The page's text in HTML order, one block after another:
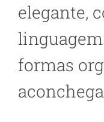
elegante,
formas